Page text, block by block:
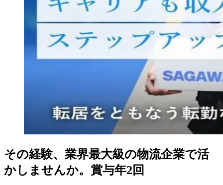
その経験、業界最大級の物流企業で活
かしませんか。賞与年2回